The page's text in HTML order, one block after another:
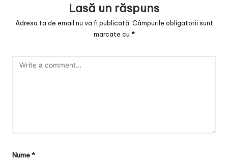
Lasă un răspuns
Adresa ta de email nu va fi publicată. Câmpurile obligatorii sunt
marcate cu *
Nume*